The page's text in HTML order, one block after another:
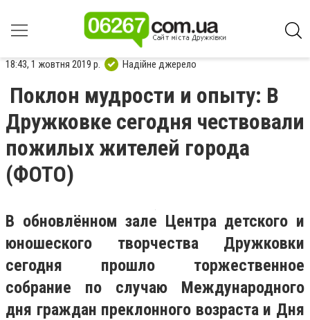
18:43, 1 жовтня 2019 р. Надійне джерело
Поклон мудрости и опыту: В
Дружковке сегодня чествовали
пожилых жителей города
(ФОТО)
В обновлённом зале Центра детского и
юношеского творчества Дружковки
сегодня прошло торжественное
собрание по случаю Международного
дня граждан преклонного возраста и Дня